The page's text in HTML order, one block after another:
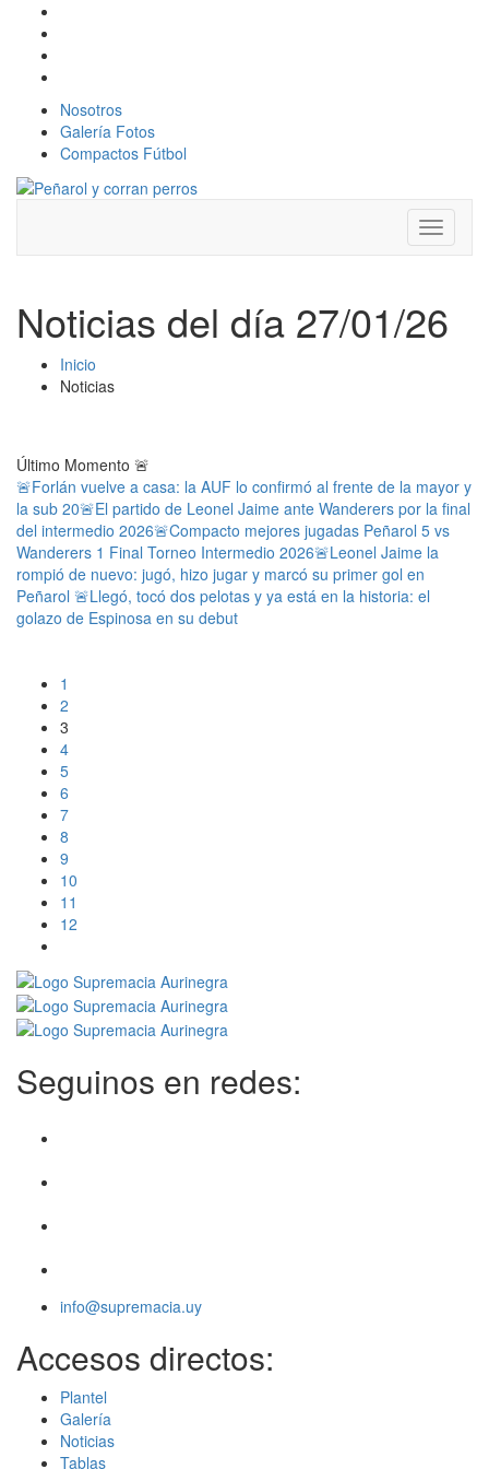
Nosotros
Galería Fotos
Compactos Fútbol
Toggle
Noticias del día 27/01/26
Inicio
Noticias
Último Momento 🚨
🚨Forlán vuelve a casa: la AUF lo confirmó al frente de la mayor y
la sub 20🚨El partido de Leonel Jaime ante Wanderers por la final
del intermedio 2026🚨Compacto mejores jugadas Peñarol 5 vs
Wanderers 1 Final Torneo Intermedio 2026🚨Leonel Jaime la
rompió de nuevo: jugó, hizo jugar y marcó su primer gol en
Peñarol 🚨Llegó, tocó dos pelotas y ya está en la historia: el
golazo de Espinosa en su debut
1
2
3
4
5
6
7
8
9
10
11
12
Seguinos en redes:
info@supremacia.uy
Accesos directos:
Plantel
Galería
Noticias
Tablas